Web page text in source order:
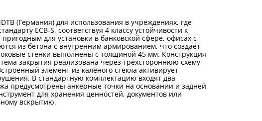
(Германия) для использования в учреждениях, где
ECB-S, соответствуя 4 классу устойчивости к
для установки в банковской сфере, офисах с
из бетона с внутренним армированием, что создаёт
стенки выполнены с толщиной 45 мм. Конструкция
закрытия реализована через трёхстороннюю схему
элемент из калёного стекла активирует
В стандартную комплектацию входят два
предусмотрены анкерные точки на основании и задней
для хранения ценностей, документов или
вскрытию.